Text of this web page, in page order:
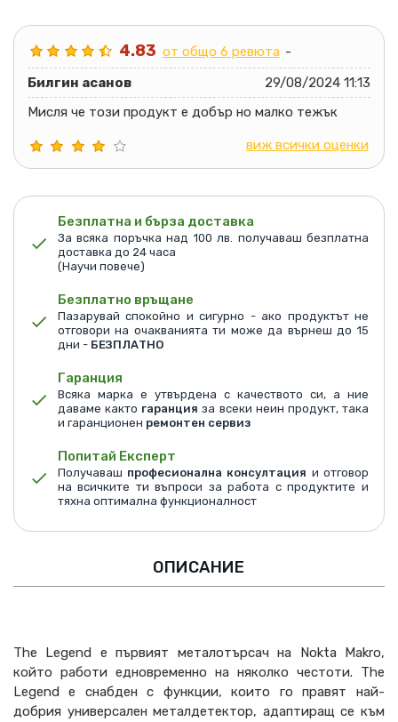
4.83 от общо 6 ревюта -
Билгин асанов
29/08/2024 11:13
Мисля че този продукт е добър но малко тежък
виж всички оценки
Безплатна и бърза доставка
За всяка поръчка над 100 лв. получаваш безплатна
доставка до 24 часа
(Научи повече)
Безплатно връщане
Пазарувай спокойно и сигурно - ако продуктът не
отговори на очакванията ти може да върнеш до 15
дни - БЕЗПЛАТНО
Гаранция
Всяка марка е утвърдена с качеството си, а ние
даваме както гаранция за всеки неин продукт, така
и гаранционен ремонтен сервиз
Попитай Експерт
Получаваш професионална консултация и отговор
на всичките ти въпроси за работа с продуктите и
тяхна оптимална функционалност
ОПИСАНИЕ
The Legend е първият металотърсач на Nokta Makro,
който работи едновременно на няколко честоти. The
Legend е снабден с функции, които го правят най-
добрия универсален металдетектор, адаптиращ се към